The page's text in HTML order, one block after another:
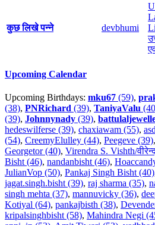
कुछ लिखे पन्ने devbhumi
Upcoming Calendar
Upcoming Birthdays: mku67 (59),
(38), PNRichard (39), TaniyaValu
(39), Johnnynady (39),
hedeswilferse (39), chaxiawam (55),
(54), CreemyElulley (44), Peegeve (39),
Georgetor (40), Virendra S. Vishth/
Bisht (46), nandanbisht (46),
JulianVop (50), Pankaj Singh Bisht (40)
jagat.singh.bisht (39), raj sharma (35),
singh mehta (37), mannuvicky (36),
Kotiyal (64), pankajbisth (38),
kripalsinghbisht (58), Mahindra Negi